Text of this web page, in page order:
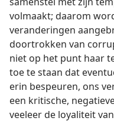
volmaakt; daarom
veranderingen
doortrokken van
niet op het punt haar
toe te staan dat
erin bespeuren, ons
een kritische,
veeleer de loyaliteit